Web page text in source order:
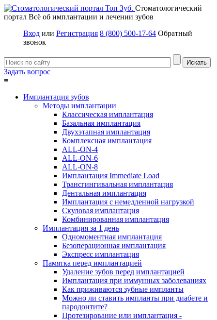
Стоматологический
портал Всё об имплантации и лечении зубов
Вход или Регистрация 8 (800) 500-17-64 Обратный
звонок
Задать вопрос
≡
Имплантация зубов
Методы имплантации
Классическая имплантация
Базальная имплантация
Двухэтапная имплантация
Комплексная имплантация
ALL-ON-4
ALL-ON-6
ALL-ON-8
Имплантация Immediate Load
Трансгингивальная имплантация
Дентальная имплантация
Имплантация с немедленной нагрузкой
Скуловая имплантация
Комбинированная имплантация
Имплантация за 1 день
Одномоментная имплантация
Безоперационная имплантация
Экспресс имплантация
Памятка перед имплантацией
Удаление зубов перед имплантацией
Имплантация при иммунных заболеваниях
Как приживаются зубные импланты
Можно ли ставить импланты при диабете и
пародонтите?
Протезирование или имплантация -